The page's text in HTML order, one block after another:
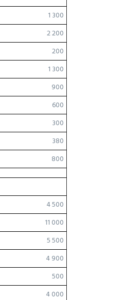
1 300
2 200
200
1 300
900
600
300
380
800
4 500
11 000
5 500
4 900
500
4 000